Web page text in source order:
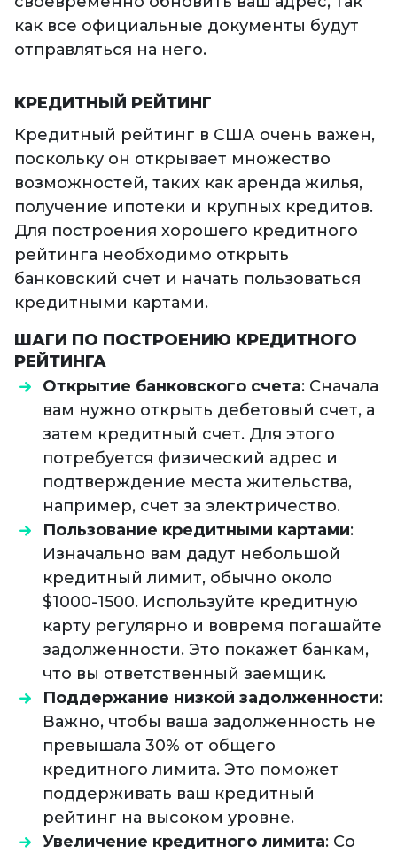
как все официальные документы будут
отправляться на него.
КРЕДИТНЫЙ РЕЙТИНГ
Кредитный рейтинг в США очень важен,
поскольку он открывает множество
возможностей, таких как аренда жилья,
получение ипотеки и крупных кредитов.
Для построения хорошего кредитного
рейтинга необходимо открыть
банковский счет и начать пользоваться
кредитными картами.
ШАГИ ПО ПОСТРОЕНИЮ КРЕДИТНОГО
РЕЙТИНГА
Открытие банковского счета: Сначала
вам нужно открыть дебетовый счет, а
затем кредитный счет. Для этого
потребуется физический адрес и
подтверждение места жительства,
например, счет за электричество.
Пользование кредитными картами:
Изначально вам дадут небольшой
кредитный лимит, обычно около
$1000-1500. Используйте кредитную
карту регулярно и вовремя погашайте
задолженности. Это покажет банкам,
что вы ответственный заемщик.
Поддержание низкой задолженности:
Важно, чтобы ваша задолженность не
превышала 30% от общего
кредитного лимита. Это поможет
поддерживать ваш кредитный
рейтинг на высоком уровне.
Увеличение кредитного лимита: Со